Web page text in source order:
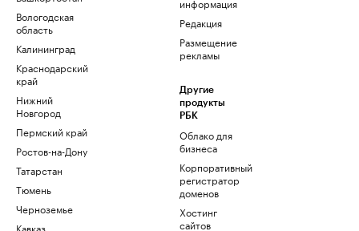
Вологодская
область
Калининград
Краснодарский
край
Нижний
Новгород
Пермский край
Ростов-на-Дону
Татарстан
Тюмень
Черноземье
Кавказ
Редакция
Размещение
рекламы
Другие
продукты
РБК
Облако для
бизнеса
Корпоративный
регистратор
доменов
Хостинг
сайтов